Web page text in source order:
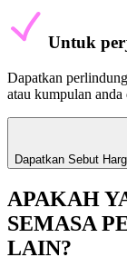
Untuk
Dapatkan
atau kumpulan anda
Dapatkan Sebut
APAKAH
SEMASA
LAIN?